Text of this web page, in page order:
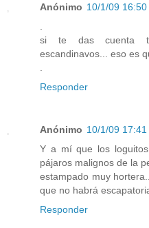
Anónimo 10/1/09 16:50
si te das cuenta
escandinavos... eso es
Responder
Anónimo 10/1/09 17:41
Y a mí que los
pájaros malignos de la
estampado muy
que no habrá
Responder